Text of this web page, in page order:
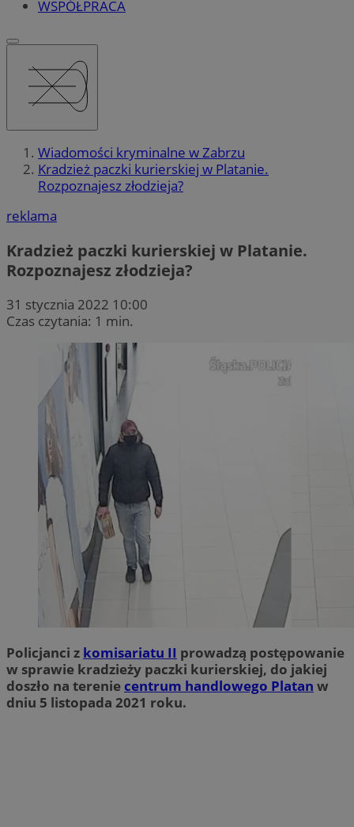
WSPÓŁPRACA
Wiadomości kryminalne w Zabrzu
Kradzież paczki kurierskiej w Platanie.
Rozpoznajesz złodzieja?
reklama
Kradzież paczki kurierskiej w Platanie.
Rozpoznajesz złodzieja?
31 stycznia 2022 10:00
Czas czytania: 1 min.
Policjanci z komisariatu II prowadzą postępowanie
w sprawie kradzieży paczki kurierskiej, do jakiej
doszło na tereniecentrum handlowego Platan w
dniu 5 listopada 2021 roku.